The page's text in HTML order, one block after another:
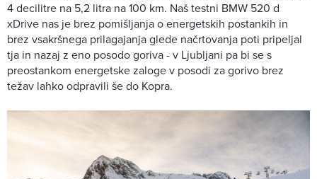
4 decilitre na 5,2 litra na 100 km. Naš testni BMW 520 d
xDrive nas je brez pomišljanja o energetskih postankih in
brez vsakršnega prilagajanja glede načrtovanja poti pripeljal
tja in nazaj z eno posodo goriva - v Ljubljani pa bi se s
preostankom energetske zaloge v posodi za gorivo brez
težav lahko odpravili še do Kopra.